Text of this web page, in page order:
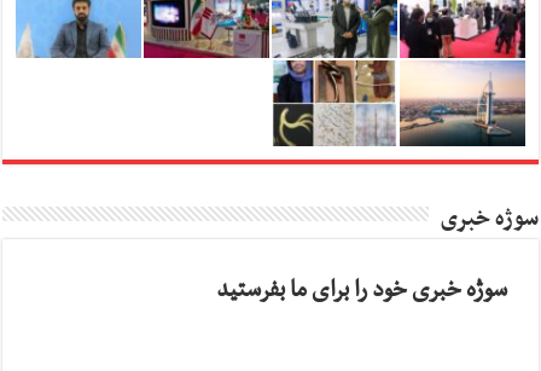
سوژه خبری
سوژه خبری خود را برای ما بفرستید